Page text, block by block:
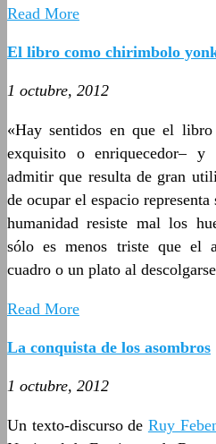
Read More
El libro como chirimbolo
1 octubre, 2012
«Hay sentidos en que el
exquisito o enriquecedor– y
admitir que resulta de gran
de ocupar el espacio
humanidad resiste mal los
sólo es menos triste que el
cuadro o un plato al
Read More
La conquista de los asombros
1 octubre, 2012
Un texto-discurso de Ruy